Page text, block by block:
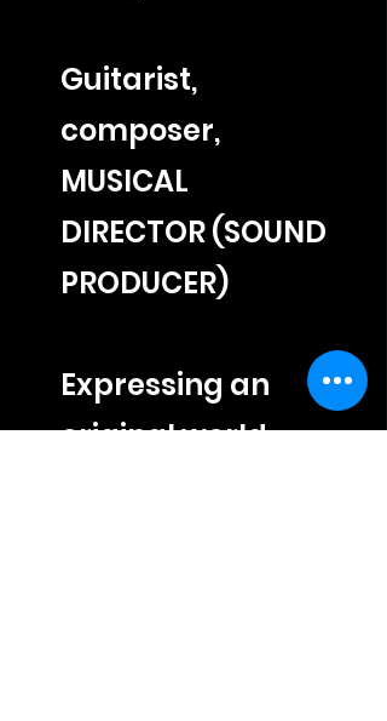
Guitarist,
composer,
MUSICAL
DIRECTOR (SOUND
PRODUCER)
Expressing an
original world